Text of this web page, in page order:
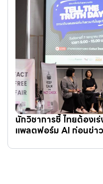
นักวิชาการชี้ ไทยต้องเ
แพลตฟอร์ม AI ก่อนข่า